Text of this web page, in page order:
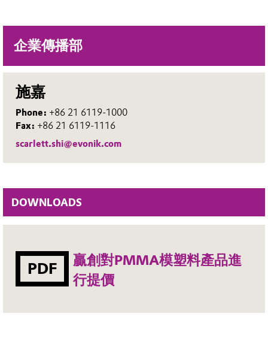
企業傳播部
施嘉
Phone: +86 21 6119-1000
Fax: +86 21 6119-1116
scarlett.shi@evonik.com
DOWNLOADS
PDF
贏創對PMMA模塑料產品進
行提價